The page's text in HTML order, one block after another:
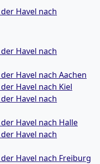
Havel nach
Havel nach
Havel nach Aachen
Havel nach Kiel
Havel nach
Havel nach Halle
Havel nach
Havel nach Freiburg